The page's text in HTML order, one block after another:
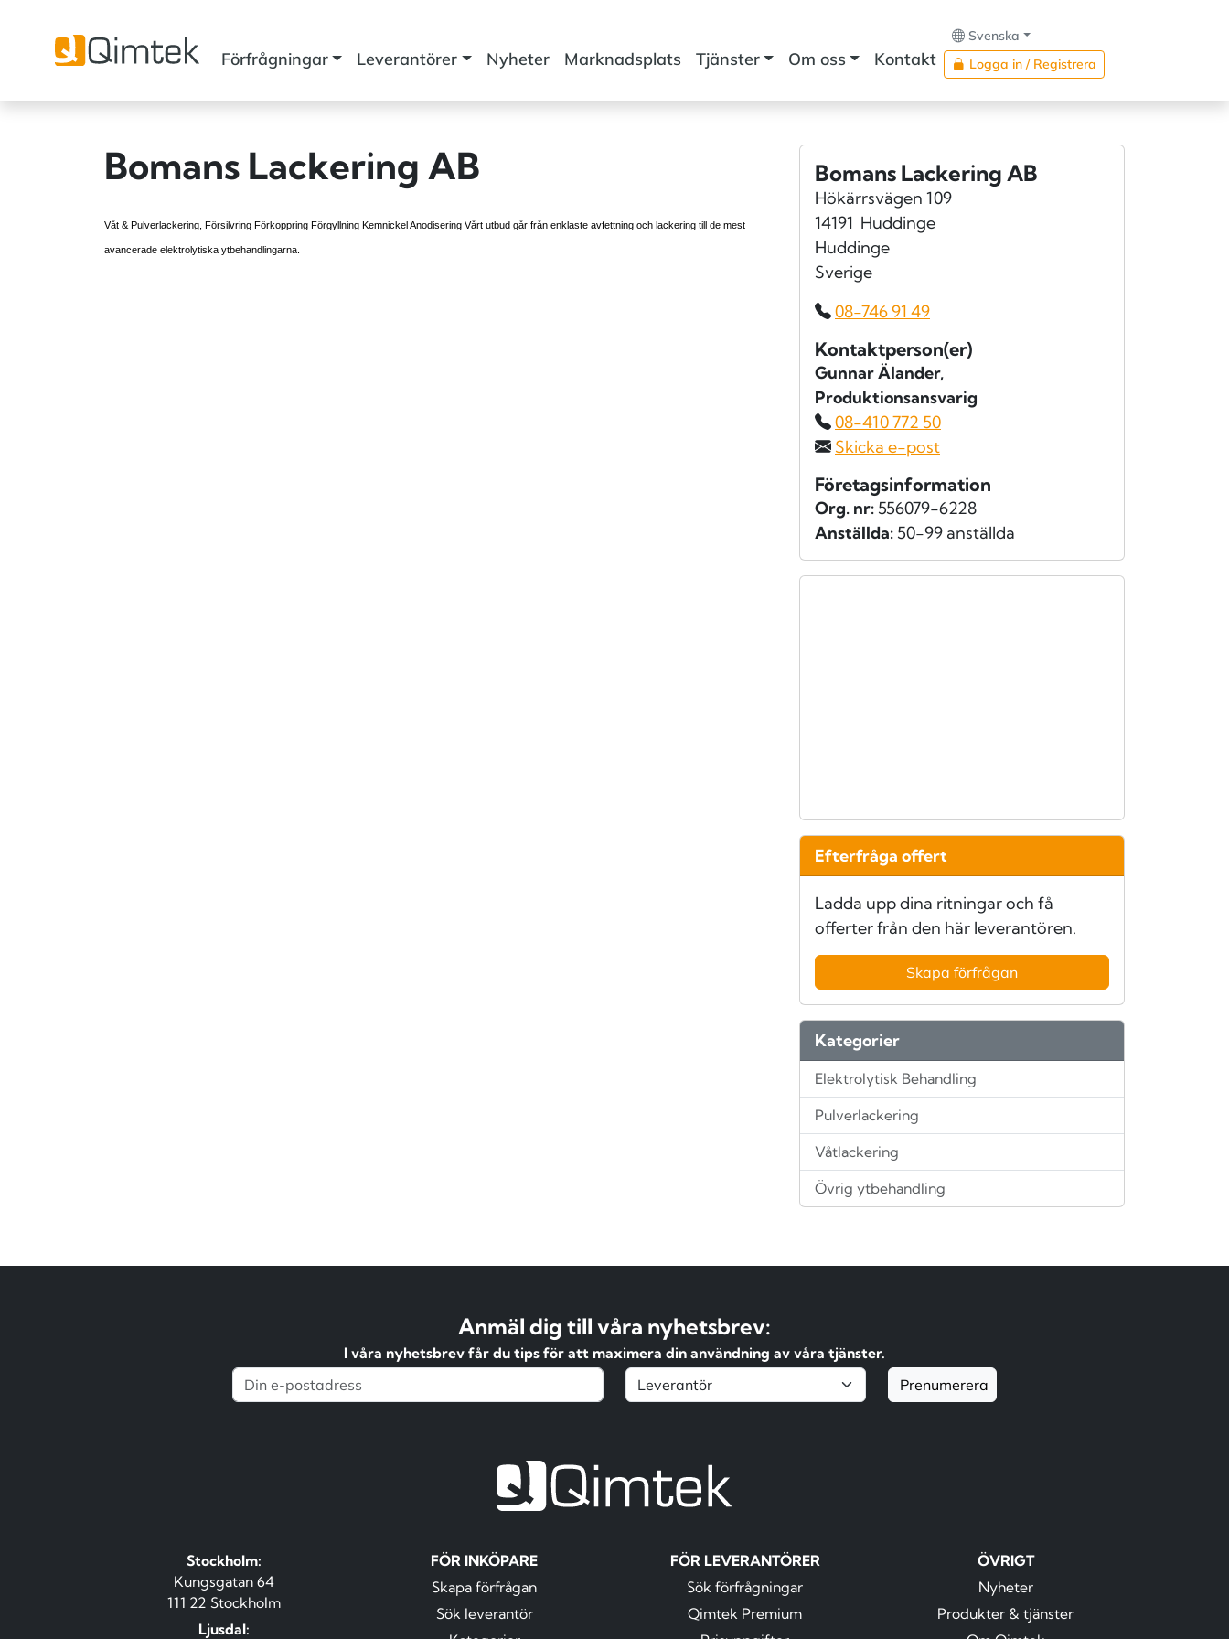
Förfrågningar Leverantörer Nyheter Marknadsplats Tjänster Om oss Kontakt
Svenska
Logga in / Registrera
Bomans Lackering AB
Våt & Pulverlackering, Försilvring Förkoppring Förgyllning Kemnickel Anodisering Vårt utbud går från enklaste avfettning och lackering till de mest
avancerade elektrolytiska ytbehandlingarna.
Bomans Lackering AB
Hökärrsvägen 109
14191 Huddinge
Huddinge
Sverige
08-746 91 49
Kontaktperson(er)
Gunnar Älander,
Produktionsansvarig
08-410 772 50
Skicka e-post
Företagsinformation
Org. nr: 556079-6228
Anställda: 50-99 anställda
Efterfråga offert
Ladda upp dina ritningar och få
offerter från den här leverantören.
Skapa förfrågan
Kategorier
Elektrolytisk Behandling
Pulverlackering
Våtlackering
Övrig ytbehandling
Anmäl dig till våra nyhetsbrev:
I våra nyhetsbrev får du tips för att maximera din användning av våra tjänster.
Prenumerera
Stockholm:
Kungsgatan 64
111 22 Stockholm
Ljusdal:
FÖR INKÖPARE
Skapa förfrågan
Sök leverantör
FÖR LEVERANTÖRER
Sök förfrågningar
Qimtek Premium
ÖVRIGT
Nyheter
Produkter & tjänster